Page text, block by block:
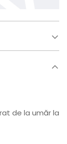
de la umăr la